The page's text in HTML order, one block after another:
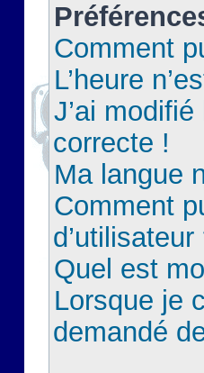
Comment
L’heure
J’ai
correcte !
Ma langue
Comment
d’utilisateur
Quel est
Lorsque je
demandé